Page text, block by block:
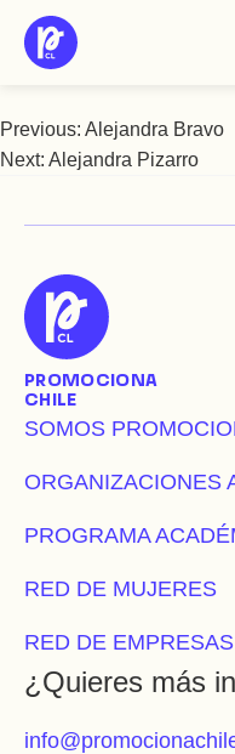
Saltar
Alejandra
Navegación
entradas
Previous: Alejandra Bravo
Next: Alejandra Pizarro
PROMOCIONA
CHILE
SOMOS
ORGANIZACIONES
PROGRAMA
RED DE MUJERES
RED DE EMPRESAS
¿Quieres más